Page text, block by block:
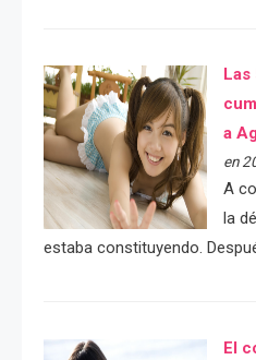
a
en
A
la
estaba constituyendo.
El